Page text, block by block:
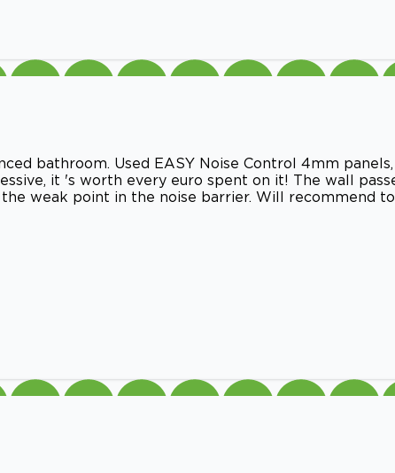
bathroom. Used EASY Noise Control 4mm panels,
it 's worth every euro spent on it! The wall
weak point in the noise barrier. Will recommend to